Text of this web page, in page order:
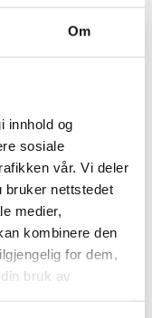
Om
innhold og
sosiale
vår. Vi deler
bruker nettstedet
medier,
kombinere den
for dem,
bruk av